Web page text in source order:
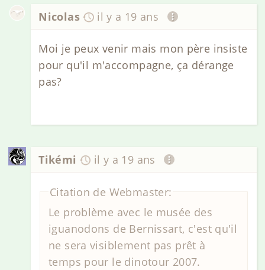
Nicolas il y a 19 ans
Moi je peux venir mais mon père insiste
pour qu'il m'accompagne, ça dérange
pas?
Tikémi il y a 19 ans
Citation de Webmaster:
Le problème avec le musée des
iguanodons de Bernissart, c'est qu'il
ne sera visiblement pas prêt à
temps pour le dinotour 2007.